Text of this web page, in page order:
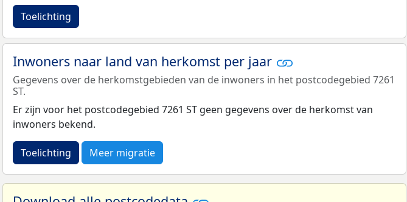
Toelichting
Inwoners naar land van herkomst per jaar
Gegevens over de herkomstgebieden van de inwoners in het postcodegebied 7261
ST.
Er zijn voor het postcodegebied 7261 ST geen gegevens over de herkomst van
inwoners bekend.
Toelichting Meer migratie